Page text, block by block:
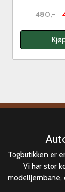
480,-
Kjøp
Togbutikken er
Vi har stor
modelljernbane,